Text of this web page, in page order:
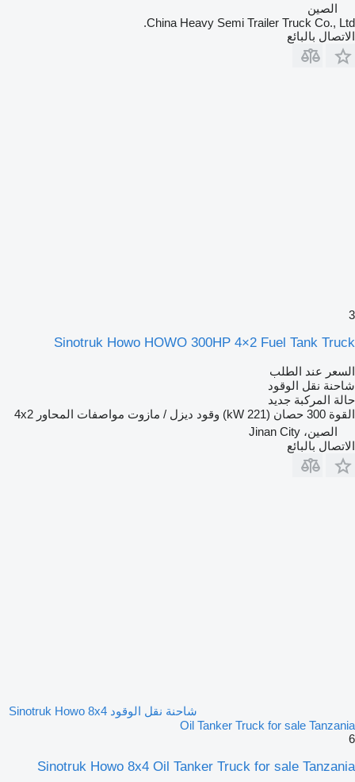
الصين
China Heavy Semi Trailer Truck Co., Ltd.
الاتصال بالبائع
3
Sinotruk Howo HOWO 300HP 4×2 Fuel Tank Truck
السعر عند الطلب
شاحنة نقل الوقود
حالة المركبة جديد
القوة 300 حصان (221 kW) وقود ديزل / مازوت مواصفات المحاور 4x2
الصين، Jinan City
الاتصال بالبائع
شاحنة نقل الوقود Sinotruk Howo 8x4
Oil Tanker Truck for sale Tanzania
6
Sinotruk Howo 8x4 Oil Tanker Truck for sale Tanzania